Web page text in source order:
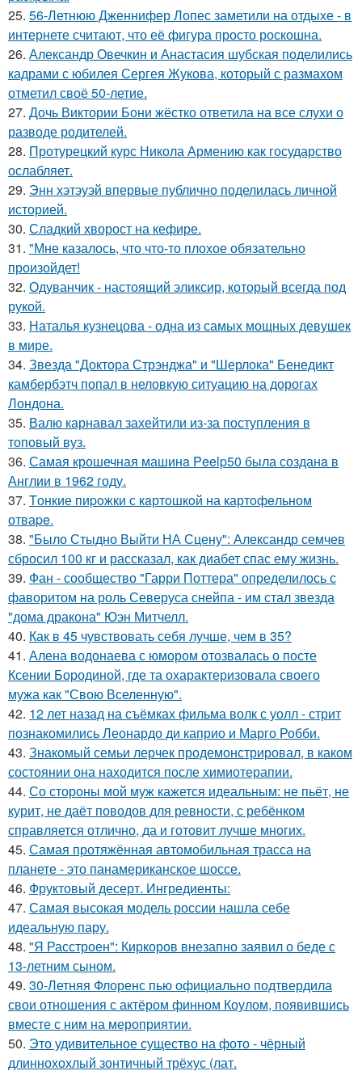
25. 56-Летнюю Дженнифер Лопес заметили на отдыхе - в
интернете считают, что её фигура просто роскошна.
26. Александр Овечкин и Анастасия шубская поделились
кадрами с юбилея Сергея Жукова, который с размахом
отметил своё 50-летие.
27. Дочь Виктории Бони жёстко ответила на все слухи о
разводе родителей.
28. Протурецкий курс Никола Армению как государство
ослабляет.
29. Энн хэтэуэй впервые публично поделилась личной
историей.
30. Сладкий хворост на кефире.
31. "Мне казалось, что что-то плохое обязательно
произойдет!
32. Одуванчик - настоящий эликсир, который всегда под
рукой.
33. Наталья кузнецова - одна из самых мощных девушек
в мире.
34. Звезда "Доктора Стрэнджа" и "Шерлока" Бенедикт
камбербэтч попал в неловкую ситуацию на дорогах
Лондона.
35. Валю карнавал захейтили из-за поступления в
топовый вуз.
36. Самая крошечная машинa Peelp50 была созданa в
Англии в 1962 году.
37. Tонкие пиpoжки с кaртoшкoй на картoфeльном
отваpe.
38. "Было Стыдно Выйти НА Сцену": Александр семчев
сбросил 100 кг и рассказал, как диабет спас ему жизнь.
39. Фан - сообщество "Гарри Поттера" определилось с
фаворитом на роль Северуса снейпа - им стал звезда
"дома дракона" Юэн Митчелл.
40. Как в 45 чувствовать себя лучше, чем в 35?
41. Алена водонаева с юмором отозвалась о посте
Ксении Бородиной, где та охарактеризовала своего
мужа как "Свою Вселенную".
42. 12 лет назад на съёмках фильма волк с уолл - стрит
познакомились Леонардо ди каприо и Марго Робби.
43. Знакомый семьи лерчек продемонстрировал, в каком
состоянии она находится после химиотерапии.
44. Со стороны мой муж кажется идеальным: не пьёт, не
курит, не даёт поводов для ревности, с ребёнком
справляется отлично, да и готовит лучше многих.
45. Самая протяжённая автомобильная трасса на
планете - это панамериканское шоссе.
46. Фруктовый десерт. Ингредиенты:
47. Самая высокая модель россии нашла себе
идеальную пару.
48. "Я Расстроен": Киркоров внезапно заявил о беде с
13-летним сыном.
49. 30-Летняя Флоренс пью официально подтвердила
свои отношения с актёром финном Коулом, появившись
вместе с ним на мероприятии.
50. Это удивительное существо на фото - чёрный
длиннохохлый зонтичный трёхус (лат.